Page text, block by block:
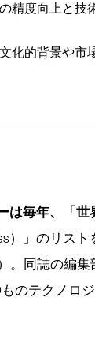
精度向上と技
化的背景や市
は毎年、「世
）」のリス
。同誌の編
のテクノロ